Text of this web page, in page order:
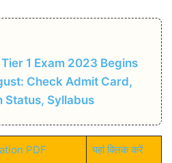
Tier 1 Exam 2023 Begins
Check Admit Card,
Status, Syllabus
PDF यहां क्लिक करें